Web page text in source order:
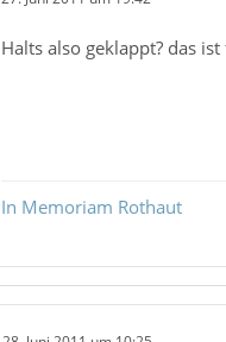
Halts also geklappt? das
In Memoriam Rothaut